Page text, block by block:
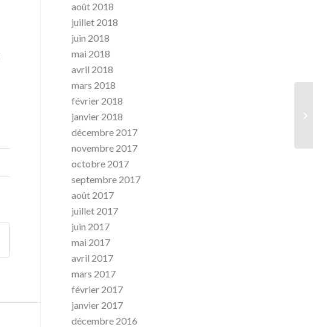
août 2018
juillet 2018
juin 2018
mai 2018
avril 2018
mars 2018
février 2018
janvier 2018
décembre 2017
novembre 2017
octobre 2017
septembre 2017
août 2017
juillet 2017
juin 2017
mai 2017
avril 2017
mars 2017
février 2017
janvier 2017
décembre 2016